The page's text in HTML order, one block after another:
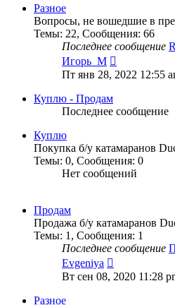
Разное
Вопросы, не вошедшие в
Темы: 22, Сообщения: 66
Последнее сообщение
Игорь_М
к
Пт янв 28, 2022 12:55
Куплю - Продам
Последнее сообщение
Куплю
Покупка б/у катамаранов
Темы: 0, Сообщения: 0
Нет сообщений
Продам
Продажа б/у катамаранов
Темы: 1 , Сообщения: 1
Последнее сообщение
Evgeniya
к
последнему
Вт сен 08, 2020 11:28
Разное